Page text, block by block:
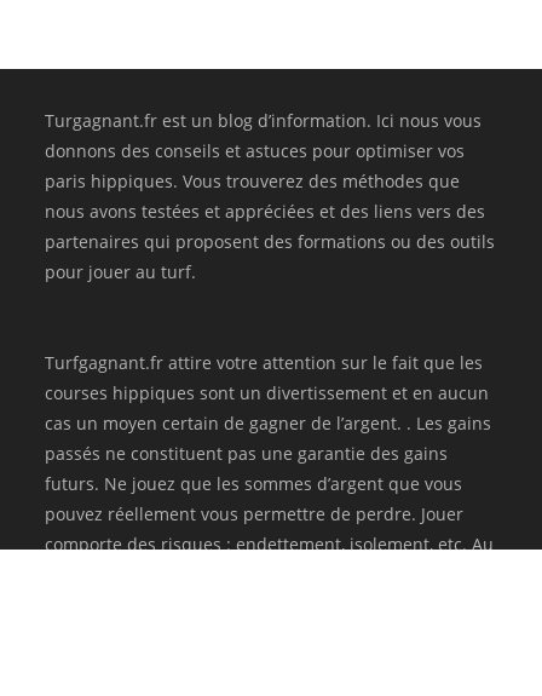
Turgagnant.fr est un blog d’information. Ici nous vous
donnons des conseils et astuces pour optimiser vos
paris hippiques. Vous trouverez des méthodes que
nous avons testées et appréciées et des liens vers des
partenaires qui proposent des formations ou des outils
pour jouer au turf.
Turfgagnant.fr attire votre attention sur le fait que les
courses hippiques sont un divertissement et en aucun
cas un moyen certain de gagner de l’argent. . Les gains
passés ne constituent pas une garantie des gains
futurs. Ne jouez que les sommes d’argent que vous
pouvez réellement vous permettre de perdre. Jouer
comporte des risques : endettement, isolement, etc. Au